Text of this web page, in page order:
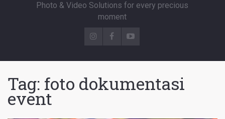
Photo & Video Solutions for every precious
moment
Tag: foto dokumentasi
event